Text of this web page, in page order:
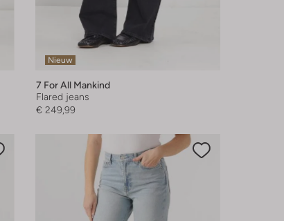
Nieuw
7 For All Mankind
Flared jeans
€ 249,99